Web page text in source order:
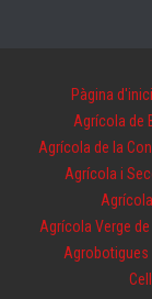
Pàgina d'inici
Agrícola de
Agrícola de la
Agrícola i
Agrícola Verge de
Agrobotigues